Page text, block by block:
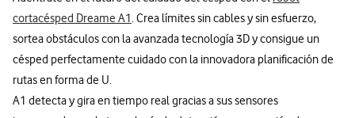
cortacésped Dreame A1. Crea límites sin cables y sin esfuerzo,
sortea obstáculos con la avanzada tecnología 3D y consigue un
césped perfectamente cuidado con la innovadora planificación de
rutas en forma de U.
A1 detecta y gira en tiempo real gracias a sus sensores